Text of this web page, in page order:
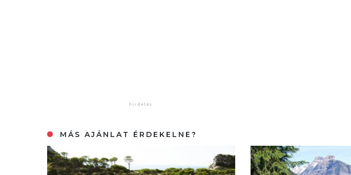
MÁS AJÁNLAT ÉRDEKELNE?